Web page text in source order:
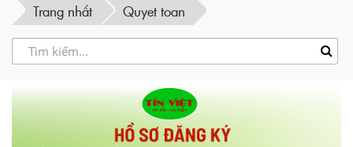
Việt
-
Trang nhất Quyet toan